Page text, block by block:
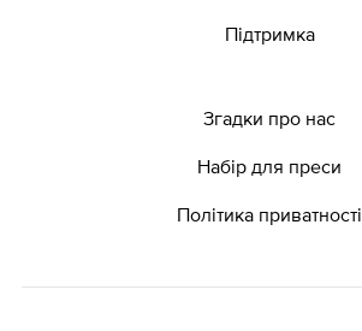
Підтримка
Згадки про нас
Набір для преси
Політика приватності